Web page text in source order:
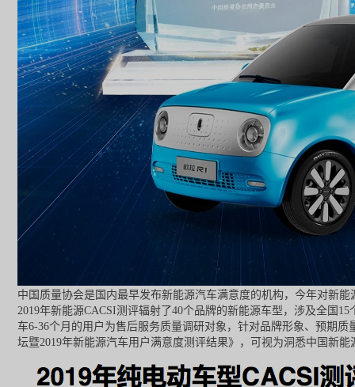
中国质量协会是国内最早发布新能源汽车满意度的机构，今年对新
2019年新能源CACSI测评辐射了40个品牌的新能源车型，涉及全国
车6-36个月的用户为售后服务质量调研对象，针对品牌形象、预期
坛暨2019年新能源汽车用户满意度测评结果》，可视为洞悉中国新